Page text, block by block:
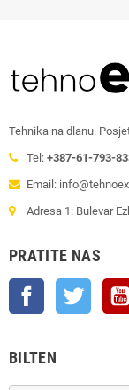
Tehnika na dlanu.
Tel: +387-61-793-
Email:
Adresa 1: Bulevar
PRATITE NAS
Facebook Twitter
BILTEN